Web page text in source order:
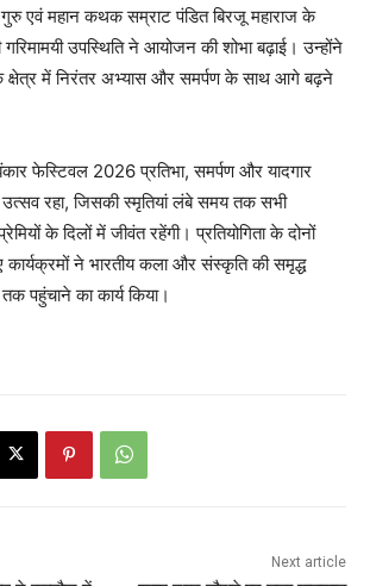
एवं महान कथक सम्राट पंडित बिरजू महाराज के
उपस्थिति ने आयोजन की शोभा बढ़ाई। उन्होंने
क्षेत्र में निरंतर अभ्यास और समर्पण के साथ आगे बढ़ने
फेस्टिवल 2026 प्रतिभा, समर्पण और यादगार
उत्सव रहा, जिसकी स्मृतियां लंबे समय तक सभी
के दिलों में जीवंत रहेंगी। प्रतियोगिता के दोनों
कार्यक्रमों ने भारतीय कला और संस्कृति की समृद्ध
पहुंचाने का कार्य किया।
Next article